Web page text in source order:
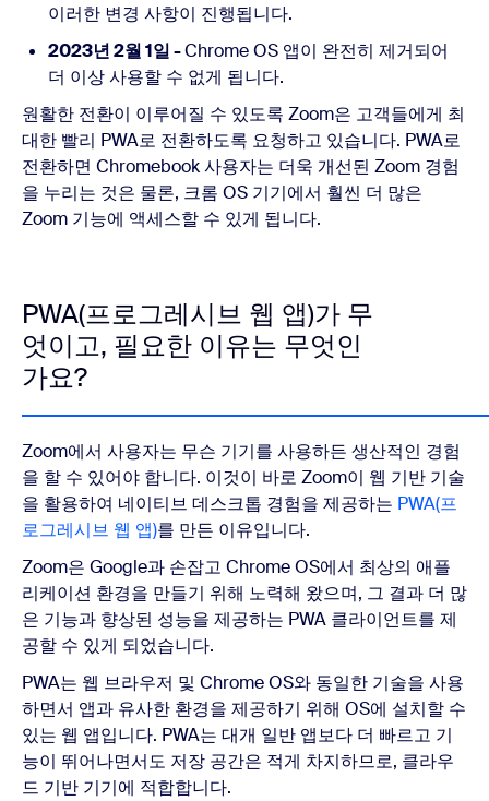
이러한 변경 사항이 진행됩니다.
2023년 2월 1일 -Chrome OS 앱이 완전히 제거되어
더 이상 사용할 수 없게 됩니다.
원활한 전환이 이루어질 수 있도록 Zoom은 고객들에게 최
대한 빨리 PWA로 전환하도록 요청하고 있습니다. PWA로
전환하면 Chromebook 사용자는 더욱 개선된 Zoom 경험
을 누리는 것은 물론, 크롬 OS 기기에서 훨씬 더 많은
Zoom 기능에 액세스할 수 있게 됩니다.
PWA(프로그레시브 웹 앱)가 무
엇이고, 필요한 이유는 무엇인
가요?
Zoom에서 사용자는 무슨 기기를 사용하든 생산적인 경험
을 할 수 있어야 합니다. 이것이 바로 Zoom이 웹 기반 기술
을 활용하여 네이티브 데스크톱 경험을 제공하는 PWA(프
로그레시브 웹 앱)를 만든 이유입니다.
Zoom은 Google과 손잡고 Chrome OS에서 최상의 애플
리케이션 환경을 만들기 위해 노력해 왔으며, 그 결과 더 많
은 기능과 향상된 성능을 제공하는 PWA 클라이언트를 제
공할 수 있게 되었습니다.
PWA는 웹 브라우저 및 Chrome OS와 동일한 기술을 사용
하면서 앱과 유사한 환경을 제공하기 위해 OS에 설치할 수
있는 웹 앱입니다. PWA는 대개 일반 앱보다 더 빠르고 기
능이 뛰어나면서도 저장 공간은 적게 차지하므로, 클라우
드 기반 기기에 적합합니다.